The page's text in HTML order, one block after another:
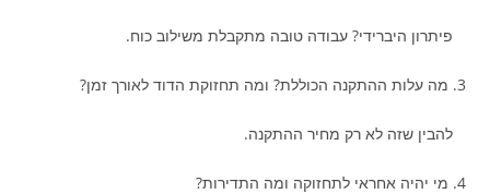
פיתרון היברידי? עבודה טובה מתקבלת משילוב כוח.
3. מה עלות ההתקנה הכוללת? ומה תחזוקת הדוד לאורך זמן?
להבין שזה לא רק מחיר ההתקנה.
4. מי יהיה אחראי לתחזוקה ומה התדירות?